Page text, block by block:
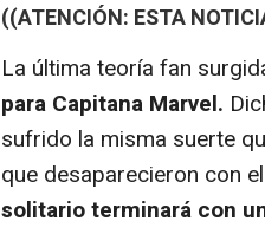
((ATENCIÓN: ESTA
La última teoría fan
para Capitana Marvel.
sufrido la misma suerte
que desaparecieron con
solitario terminará con